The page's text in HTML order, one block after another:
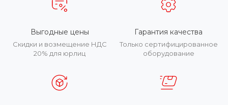
Выгодные цены
Скидки и возмещение НДС
20% для юрлиц
Гарантия качества
Только сертифицированное
оборудование